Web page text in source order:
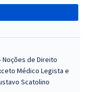
Noções de Direito
Médico Legista e
Scatolino